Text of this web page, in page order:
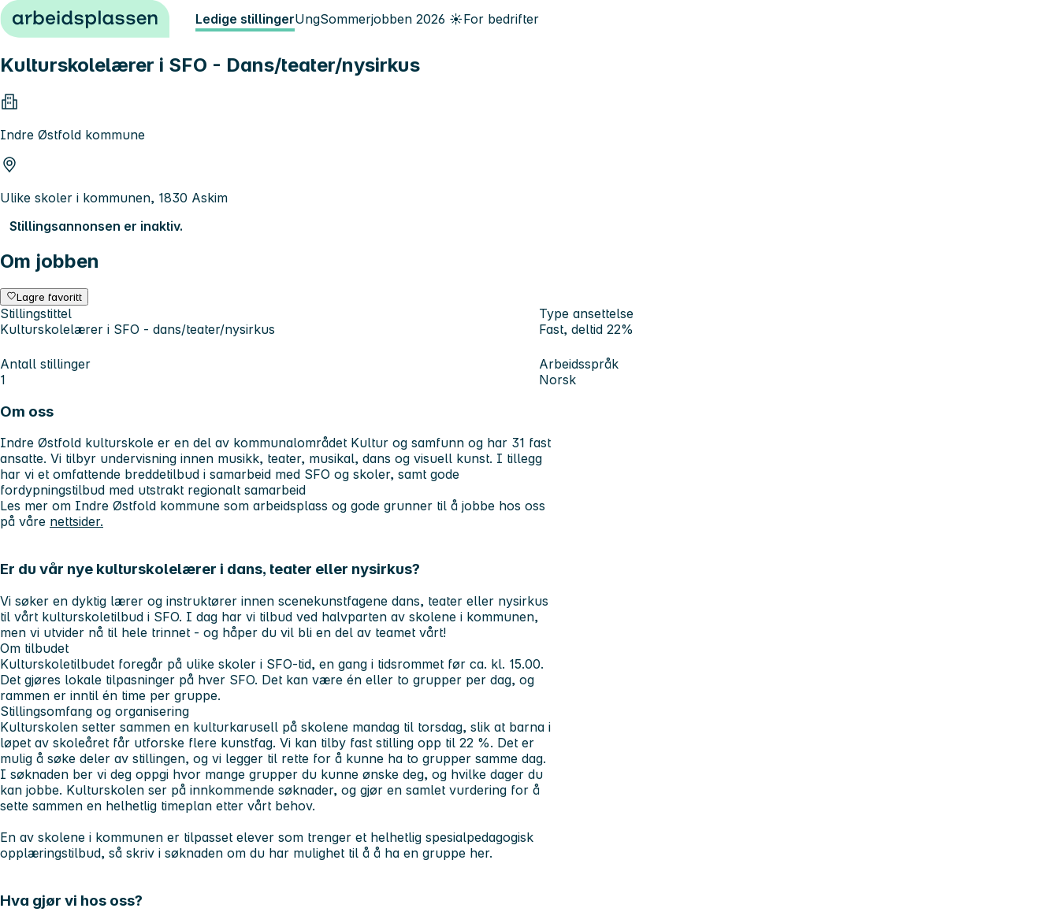
Hopp til innhold Ledige stillingerUngSommerjobben 2026 ☀️For bedrifter
Kulturskolelærer i SFO - Dans/teater/nysirkus
Indre Østfold kommune
Ulike skoler i kommunen, 1830 Askim
Stillingsannonsen er inaktiv.
Om jobben
Lagre favoritt
Stillingstittel
Kulturskolelærer i SFO - dans/teater/nysirkus
Type ansettelse
Fast, deltid 22%
Antall stillinger
1
Arbeidsspråk
Norsk
Om oss
Indre Østfold kulturskole er en del av kommunalområdet Kultur og samfunn og har 31 fast
ansatte. Vi tilbyr undervisning innen musikk, teater, musikal, dans og visuell kunst. I tillegg
har vi et omfattende breddetilbud i samarbeid med SFO og skoler, samt gode
fordypningstilbud med utstrakt regionalt samarbeid
Les mer om Indre Østfold kommune som arbeidsplass og gode grunner til å jobbe hos oss
på våre nettsider.
Er du vår nye kulturskolelærer i dans, teater eller nysirkus?
Vi søker en dyktig lærer og instruktører innen scenekunstfagene dans, teater eller nysirkus
til vårt kulturskoletilbud i SFO. I dag har vi tilbud ved halvparten av skolene i kommunen,
men vi utvider nå til hele trinnet - og håper du vil bli en del av teamet vårt!
Om tilbudet
Kulturskoletilbudet foregår på ulike skoler i SFO-tid, en gang i tidsrommet før ca. kl. 15.00.
Det gjøres lokale tilpasninger på hver SFO. Det kan være én eller to grupper per dag, og
rammen er inntil én time per gruppe.
Stillingsomfang og organisering
Kulturskolen setter sammen en kulturkarusell på skolene mandag til torsdag, slik at barna i
løpet av skoleåret får utforske flere kunstfag. Vi kan tilby fast stilling opp til 22 %. Det er
mulig å søke deler av stillingen, og vi legger til rette for å kunne ha to grupper samme dag.
I søknaden ber vi deg oppgi hvor mange grupper du kunne ønske deg, og hvilke dager du
kan jobbe. Kulturskolen ser på innkommende søknader, og gjør en samlet vurdering for å
sette sammen en helhetlig timeplan etter vårt behov.
En av skolene i kommunen er tilpasset elever som trenger et helhetlig spesialpedagogisk
opplæringstilbud, så skriv i søknaden om du har mulighet til å å ha en gruppe her.
Hva gjør vi hos oss?